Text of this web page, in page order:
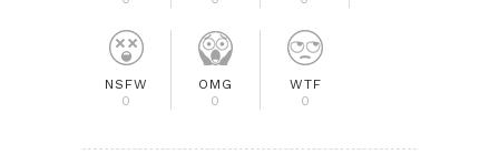
NSFW
0
OMG
0
WTF
0